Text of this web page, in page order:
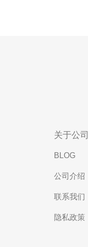
关于公司
BLOG
公司介绍
联系我们
隐私政策